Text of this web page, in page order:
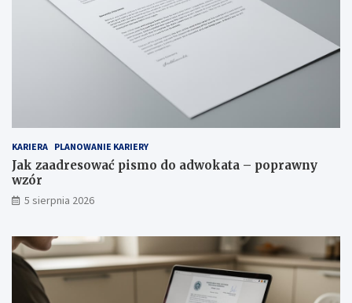
KARIERA PLANOWANIE KARIERY
Jak zaadresować pismo do adwokata – poprawny
wzór
5 sierpnia 2026